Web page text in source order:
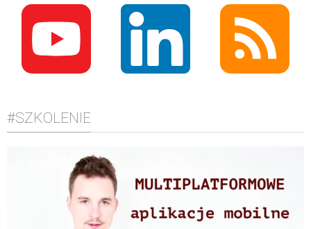
KONTAKT
#SZKOLENIE